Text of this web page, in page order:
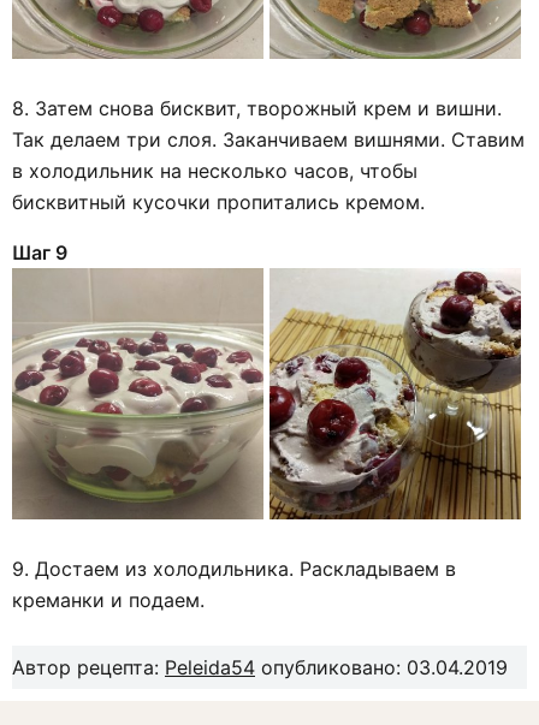
8. Затем снова бисквит, творожный крем и вишни.
Так делаем три слоя. Заканчиваем вишнями. Ставим
в холодильник на несколько часов, чтобы
бисквитный кусочки пропитались кремом.
Шаг 9
9. Достаем из холодильника. Раскладываем в
креманки и подаем.
Автор рецепта: Peleida54 опубликовано: 03.04.2019